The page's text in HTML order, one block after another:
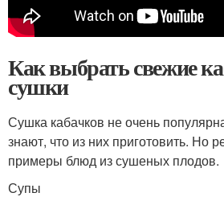
Как выбрать свежие
сушки
Сушка кабачков не очень
знают, что из них приготовить. Но
примеры блюд из сушеных плодов.
Супы